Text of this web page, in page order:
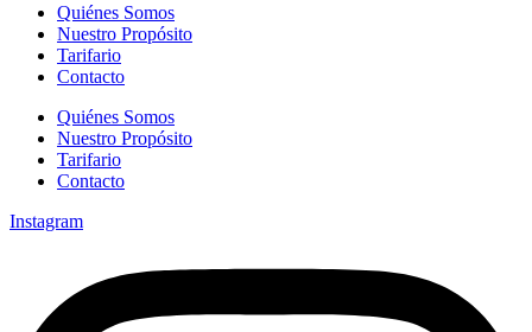
Quiénes Somos
Nuestro Propósito
Tarifario
Contacto
Quiénes Somos
Nuestro Propósito
Tarifario
Contacto
Instagram